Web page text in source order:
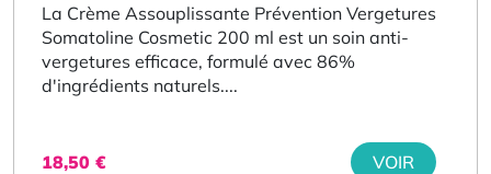
La Crème Assouplissante Prévention Vergetures
Somatoline Cosmetic 200 ml est un soin anti-
vergetures efficace, formulé avec 86%
d'ingrédients naturels....
18,50 € VOIR